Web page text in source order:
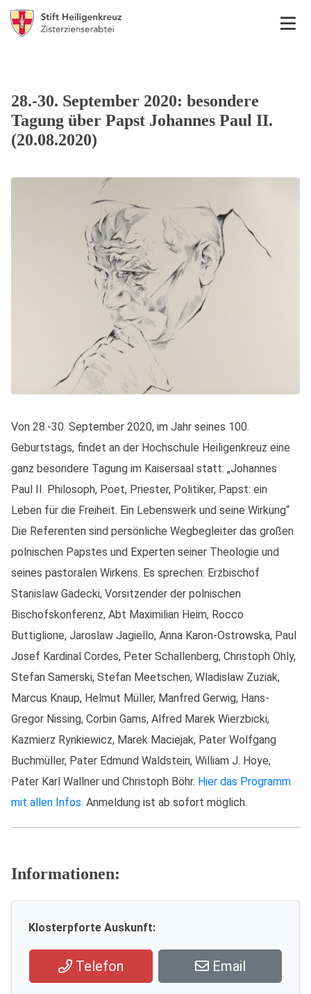
28.-30. September 2020: besondere
Tagung über Papst Johannes Paul II.
(20.08.2020)
Von 28.-30. September 2020, im Jahr seines 100.
Geburtstags, findet an der Hochschule Heiligenkreuz eine
ganz besondere Tagung im Kaisersaal statt: „Johannes
Paul II. Philosoph, Poet, Priester, Politiker, Papst: ein
Leben für die Freiheit. Ein Lebenswerk und seine Wirkung“
Die Referenten sind persönliche Wegbegleiter das großen
polnischen Papstes und Experten seiner Theologie und
seines pastoralen Wirkens. Es sprechen: Erzbischof
Stanislaw Gadecki, Vorsitzender der polnischen
Bischofskonferenz, Abt Maximilian Heim, Rocco
Buttiglione, Jaroslaw Jagiello, Anna Karon-Ostrowska, Paul
Josef Kardinal Cordes, Peter Schallenberg, Christoph Ohly,
Stefan Samerski, Stefan Meetschen, Wladislaw Zuziak,
Marcus Knaup, Helmut Müller, Manfred Gerwig, Hans-
Gregor Nissing, Corbin Gams, Alfred Marek Wierzbicki,
Kazmierz Rynkiewicz, Marek Maciejak, Pater Wolfgang
Buchmüller, Pater Edmund Waldstein, William J. Hoye,
Pater Karl Wallner und Christoph Böhr. Hier das Programm
mit allen Infos. Anmeldung ist ab sofort möglich.
Informationen:
Klosterpforte Auskunft:
Telefon Email